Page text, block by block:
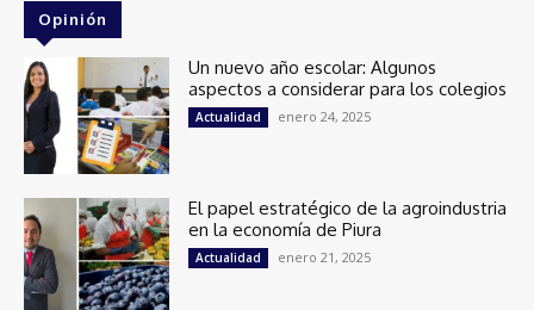
Opinión
Un nuevo año escolar: Algunos
aspectos a considerar para los colegios
Actualidad enero 24, 2025
El papel estratégico de la agroindustria
en la economía de Piura
Actualidad enero 21, 2025